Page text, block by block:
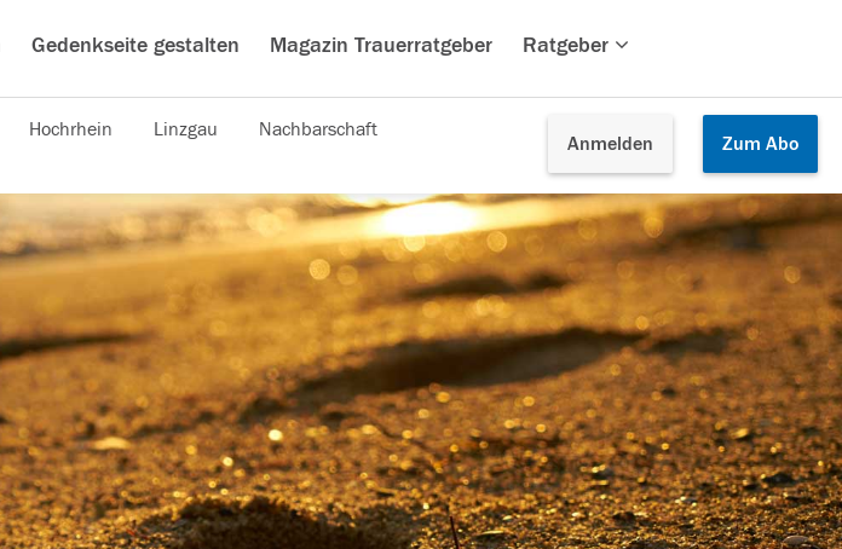
Gedenkseite gestalten Magazin Trauerratgeber Ratgeber
Anmelden Zum Abo
Hochrhein Linzgau Nachbarschaft